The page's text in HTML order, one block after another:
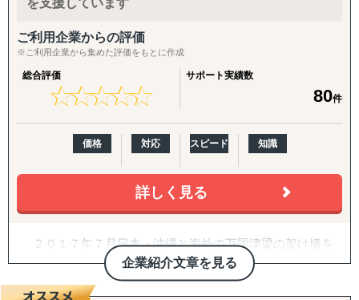
継続して支援できる体制を構築しています。
------------------------------------
■ サポート対象国（グループ別）
↳ ASEAN主要国：タイ・ベトナム・マレーシア・カンボ
ジア・インドネシア・フィリピン・ラオス
↳ アジア（中華系）：日本・香港・シンガポール・台湾・
韓国
↳ アジア（中東ほか）：ドバイ・サウジアラビア・イン
ド・バングラデシュ・モンゴル
※サポート内容により、対応の可否や得意・不得意な分野
があります。
ご利用企業からの評価
※ご利用企業から集めた評価をもとに作成
総合評価
★★★★★
★★★★★
サポート実績数
80件
価格 対応 スピード 知識
詳しく見る
企業紹介文章を見る
２０１７年７月日本・沖縄と海外の万国津梁の架け橋を
目指して、企業の海外展開支援を目的として沖縄・那覇で
設立。アジア・欧州を中心に沖縄県内・沖縄県外企業の海
外進出・国際展開のサポートを実施しています。２０２２